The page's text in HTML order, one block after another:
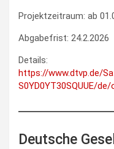
Projektzeitraum: ab
Abgabefrist: 24.2.2026
Details:
https://www.dtvp.de/
S0YD0YT30SQUUE/
Deutsche